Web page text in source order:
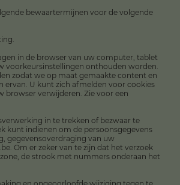
bewaartermijnen voor de volgende
in de browser van uw computer, tablet
voorkeursinstellingen onthouden worden.
zodat we op maat gemaakte content en
ervan. U kunt zich afmelden voor cookies
browser verwijderen. Zie voor een
in te trekken of bezwaar te
kunt indienen om de persoonsgegevens
gegevensoverdraging van uw
Om er zeker van te zijn dat het verzoek
de strook met nummers onderaan het